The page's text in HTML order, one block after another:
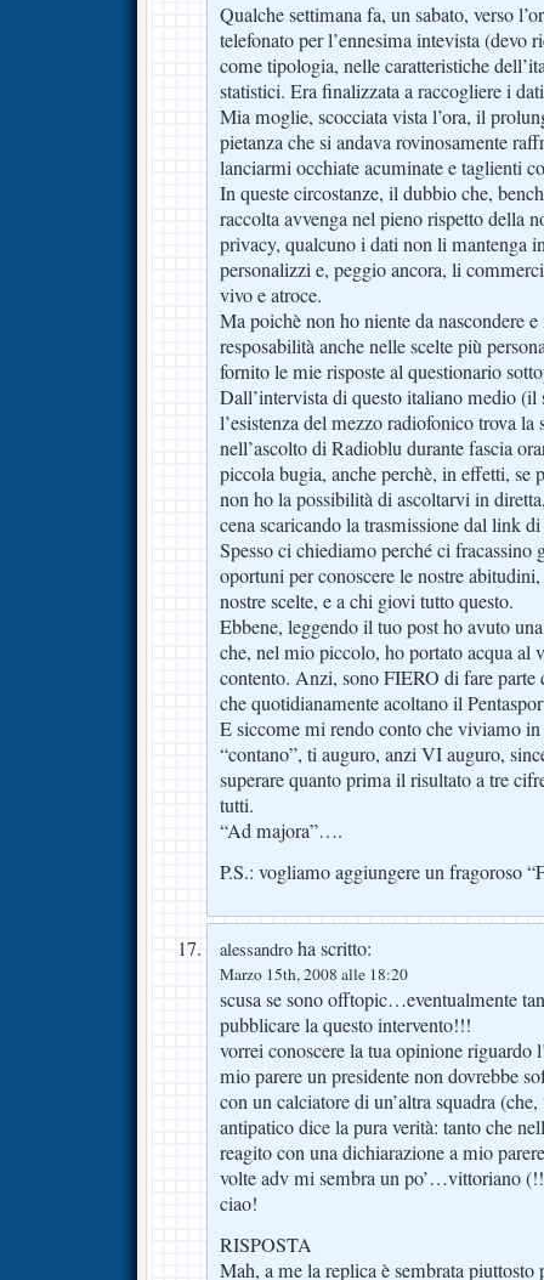
Qualche settimana fa, un sabato, verso
telefonato per l’ennesima intevista (devo
come tipologia, nelle caratteristiche
statistici. Era finalizzata a raccogliere i
Mia moglie, scocciata vista l’ora, il
pietanza che si andava rovinosamente
lanciarmi occhiate acuminate e taglienti
In queste circostanze, il dubbio che,
raccolta avvenga nel pieno rispetto della
privacy, qualcuno i dati non li mantenga
personalizzi e, peggio ancora, li
vivo e atroce.
Ma poichè non ho niente da nascondere
resposabilità anche nelle scelte più
fornito le mie risposte al questionario
Dall’intervista di questo italiano medio (il
l’esistenza del mezzo radiofonico trova
nell’ascolto di Radioblu durante fascia
piccola bugia, anche perchè, in effetti, se
non ho la possibilità di ascoltarvi in
cena scaricando la trasmissione dal link
Spesso ci chiediamo perché ci
oportuni per conoscere le nostre
nostre scelte, e a chi giovi tutto questo.
Ebbene, leggendo il tuo post ho avuto
che, nel mio piccolo, ho portato acqua al
contento. Anzi, sono FIERO di fare parte
che quotidianamente acoltano il
E siccome mi rendo conto che viviamo in
“contano”, ti auguro, anzi VI auguro,
superare quanto prima il risultato a tre
tutti.
“Ad majora”….
P.S.: vogliamo aggiungere un fragoroso
alessandro ha scritto:
Marzo 15th, 2008 alle 18:20
scusa se sono offtopic…eventualmente
pubblicare la questo intervento!!!
vorrei conoscere la tua opinione riguardo
mio parere un presidente non dovrebbe
con un calciatore di un’altra squadra
antipatico dice la pura verità: tanto che
reagito con una dichiarazione a mio
volte adv mi sembra un po’…vittoriano
ciao!
RISPOSTA
Mah, a me la replica è sembrata piuttosto